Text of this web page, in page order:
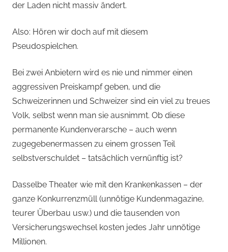
der Laden nicht massiv ändert.
Also: Hören wir doch auf mit diesem
Pseudospielchen.
Bei zwei Anbietern wird es nie und nimmer einen
aggressiven Preiskampf geben, und die
Schweizerinnen und Schweizer sind ein viel zu treues
Volk, selbst wenn man sie ausnimmt. Ob diese
permanente Kundenverarsche – auch wenn
zugegebenermassen zu einem grossen Teil
selbstverschuldet – tatsächlich vernünftig ist?
Dasselbe Theater wie mit den Krankenkassen – der
ganze Konkurrenzmüll (unnötige Kundenmagazine,
teurer Überbau usw.) und die tausenden von
Versicherungswechsel kosten jedes Jahr unnötige
Millionen.